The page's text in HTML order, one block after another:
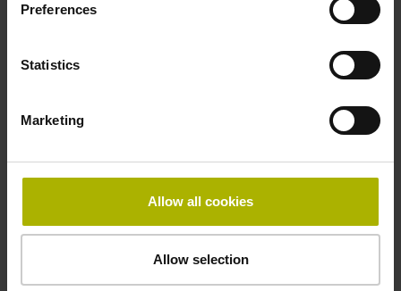
Preferences
Statistics
Marketing
Allow all cookies
Allow selection
D294999
Kabelausgang axial und radial verwendbar